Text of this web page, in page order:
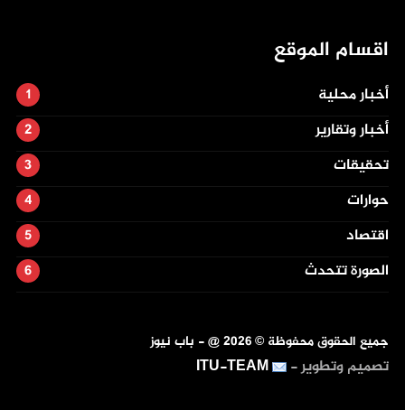
اقسام الموقع
أخبار محلية
أخبار وتقارير
تحقيقات
حوارات
اقتصاد
الصورة تتحدث
جميع الحقوق محفوظة ©2026@ - باب نيوز
تصميم وتطوير - ITU-TEAM